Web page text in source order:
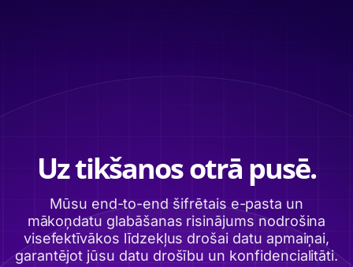
Uz tikšanos otrā pusē.
Mūsu end-to-end šifrētais e-pasta un
mākoņdatu glabāšanas risinājums nodrošina
visefektīvākos līdzekļus drošai datu apmaiņai,
garantējot jūsu datu drošību un konfidencialitāti.